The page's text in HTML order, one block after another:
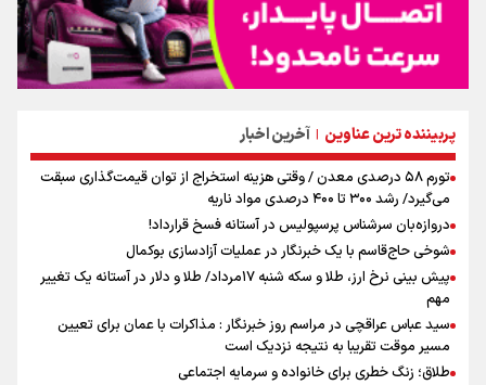
پربیننده ترین عناوین | آخرین اخبار
تورم ۵۸ درصدی معدن / وقتی هزینه استخراج از توان قیمت‌گذاری سبقت
می‌گیرد/ رشد ۳۰۰ تا ۴۰۰ درصدی مواد ناریه
دروازه‌بان سرشناس پرسپولیس در آستانه فسخ قرارداد!
شوخی حاج‌قاسم با یک خبرنگار در عملیات آزادسازی بوکمال
پیش بینی نرخ ارز، طلا و سکه شنبه ۱۷مرداد/ طلا و دلار در آستانه یک تغییر
مهم
سید عباس عراقچی در مراسم روز خبرنگار : مذاکرات با عمان برای تعیین
مسیر موقت تقریبا به نتیجه نزدیک است
طلاق؛ زنگ خطری برای خانواده و سرمایه اجتماعی